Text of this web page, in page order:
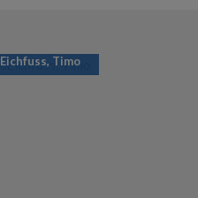
Eichfuss, Timo